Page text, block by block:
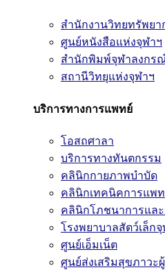
สำนักงานวิทยทรัพย
ศูนย์หนังสือแห่งจุฬาฯ
สำนักพิมพ์จุฬาลงกร
สถานีวิทยุแห่งจุฬาฯ
บริการทางการแพทย์
โอสถศาลา
บริการทางทันตกรรม
คลินิกกายภาพบำบัด
คลินิกเทคนิคการแพ
คลินิกโภชนาการแล
โรงพยาบาลสัตว์เล็กจุ
ศูนย์เอ็มเน็ต
ศูนย์ส่งเสริมสุขภาวะ